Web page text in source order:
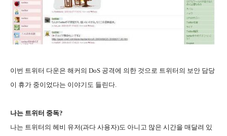
이번 트위터 다운은 해커의 DoS 공격에 의한 것으로 트위터의 보안 담당
이 휴가 중이었다는 이야기도 들린다.
나는 트위터 중독?
나는 트위터의 헤비 유저(과다 사용자)도 아니고 많은 시간을 매달려 있